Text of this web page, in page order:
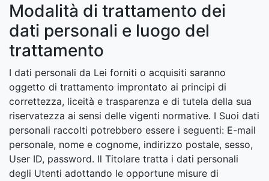
Modalità di trattamento dei
dati personali e luogo del
trattamento
I dati personali da Lei forniti o acquisiti saranno
oggetto di trattamento improntato ai principi di
correttezza, liceità e trasparenza e di tutela della sua
riservatezza ai sensi delle vigenti normative. I Suoi dati
personali raccolti potrebbero essere i seguenti: E-mail
personale, nome e cognome, indirizzo postale, sesso,
User ID, password. Il Titolare tratta i dati personali
degli Utenti adottando le opportune misure di